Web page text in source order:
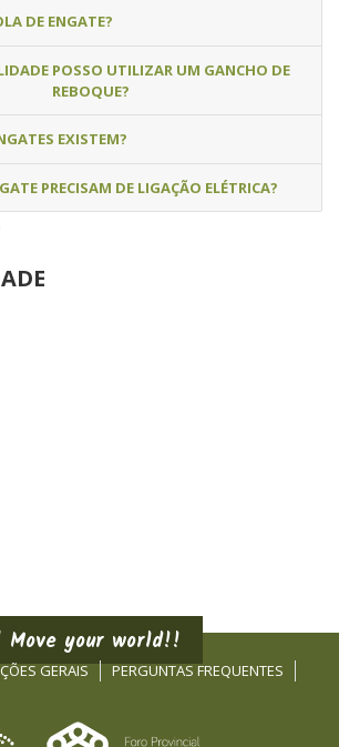
DE ENGATE?
POSSO UTILIZAR UM GANCHO DE
REBOQUE?
EXISTEM?
PRECISAM DE LIGAÇÃO ELÉTRICA?
your world!!
GERAIS
PERGUNTAS FREQUENTES